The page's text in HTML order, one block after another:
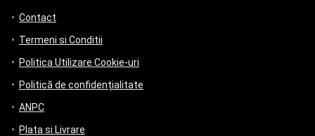
Contact
Termeni si Conditii
Politica Utilizare Cookie-uri
Politică de confidențialitate
ANPC
Plata si Livrare